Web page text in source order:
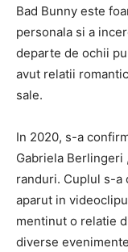
Bad Bunny este
personala si a
departe de ochii
avut relatii
sale.
In 2020, s-a
Gabriela Berlingeri
randuri. Cuplul s-a
aparut in
mentinut o relatie
diverse